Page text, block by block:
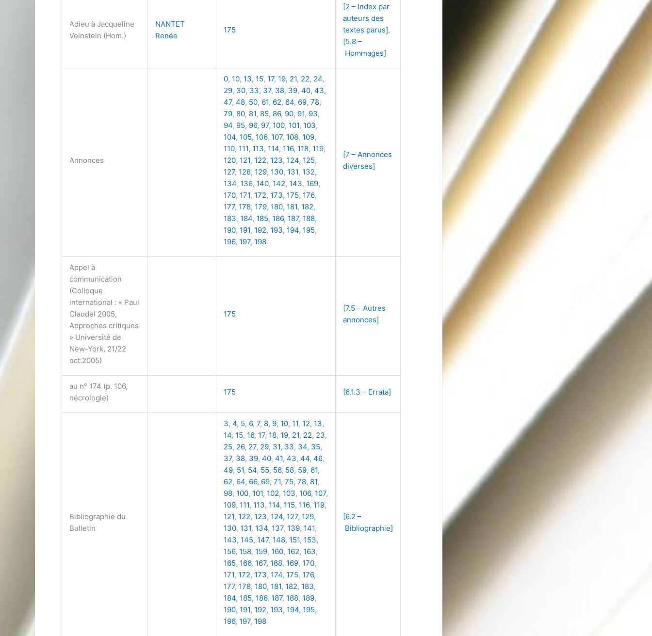
Adieu à Jacqueline
Veinstein (Hom.)
NANTET
Renée
175
[2 – Index par
auteurs des
textes parus],
[5.8 –
Hommages]
Annonces
0, 10, 13, 15, 17, 19, 21, 22, 24,
29, 30, 33, 37, 38, 39, 40, 43,
47, 48, 50, 61, 62, 64, 69, 78,
79, 80, 81, 85, 86, 90, 91, 93,
94, 95, 96, 97, 100, 101, 103,
104, 105, 106, 107, 108, 109,
110, 111, 113, 114, 116, 118, 119,
120, 121, 122, 123, 124, 125,
127, 128, 129, 130, 131, 132,
134, 136, 140, 142, 143, 169,
170, 171, 172, 173, 175, 176,
177, 178, 179, 180, 181, 182,
183, 184, 185, 186, 187, 188,
190, 191, 192, 193, 194, 195,
196, 197, 198
[7 – Annonces
diverses]
Appel à
communication
(Colloque
international : « Paul
Claudel 2005,
Approches critiques
» Université de
New-York, 21/22
oct.2005)
175
[7.5 – Autres
annonces]
au n° 174 (p. 106,
nécrologie)
175 [6.1.3 – Errata]
Bibliographie du
Bulletin
3, 4, 5, 6, 7, 8, 9, 10, 11, 12, 13,
14, 15, 16, 17, 18, 19, 21, 22, 23,
25, 26, 27, 29, 31, 33, 34, 35,
37, 38, 39, 40, 41, 43, 44, 46,
49, 51, 54, 55, 56, 58, 59, 61,
62, 64, 66, 69, 71, 75, 78, 81,
98, 100, 101, 102, 103, 106, 107,
109, 111, 113, 114, 115, 116, 119,
121, 122, 123, 124, 127, 129,
130, 131, 134, 137, 139, 141,
143, 145, 147, 148, 151, 153,
156, 158, 159, 160, 162, 163,
165, 166, 167, 168, 169, 170,
171, 172, 173, 174, 175, 176,
177, 178, 180, 181, 182, 183,
184, 185, 186, 187, 188, 189,
190, 191, 192, 193, 194, 195,
196, 197, 198
[6.2 –
Bibliographie]